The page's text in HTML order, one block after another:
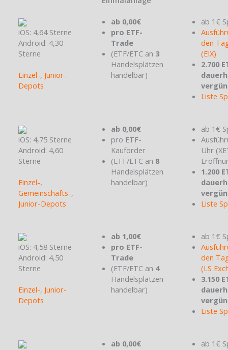
iOS: 4,64 Sterne
Android: 4,30
Sterne
Einzel-, Junior-
Depots
ab 0,00€
pro ETF-
Trade
(ETF/ETC an 3
Handelsplätzen
handelbar)
ab 1€
den
(EIX)
2.700
Liste
iOS: 4,75 Sterne
Android: 4,60
Sterne
Einzel-,
Gemeinschafts-,
Junior-Depots
ab 0,00€
pro ETF-
Kauforder
(ETF/ETC an 8
Handelsplätzen
handelbar)
ab 1€
Uhr
1.200
Liste
iOS: 4,58 Sterne
Android: 4,50
Sterne
Einzel-, Junior-
Depots
ab 1,00€
pro ETF-
Trade
(ETF/ETC an 4
Handelsplätzen
handelbar)
ab 1€
den
(LS
3.150
Liste
ab 0,00€
ab 1€